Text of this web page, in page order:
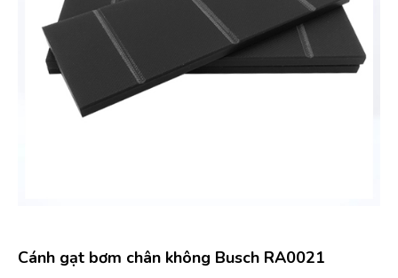
Cánh gạt bơm chân không Busch RA0021